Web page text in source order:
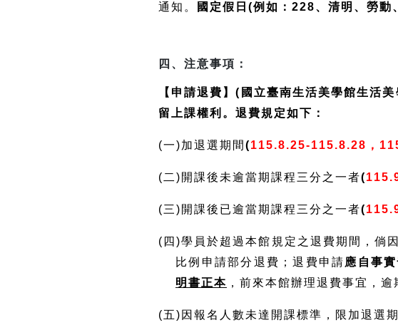
通知。
國定假日(例如：228、清明、勞動
四、注意事項：
【申請退費】(國立臺南生活美學館生活
留上課權利。退費規定如下：
(一)加退選期間(115.8.25-115.8.28，
(二)開課後未逾當期課程三分之一者(
(三)開課後已逾當期課程三分之一者(
(四)學員於超過本館規定之退費期間，倘
比例申請部分退費；退費申請 應自事
明書正本 ，前來本館辦理退費事宜，逾
(五)因報名人數未達開課標準，限加退選